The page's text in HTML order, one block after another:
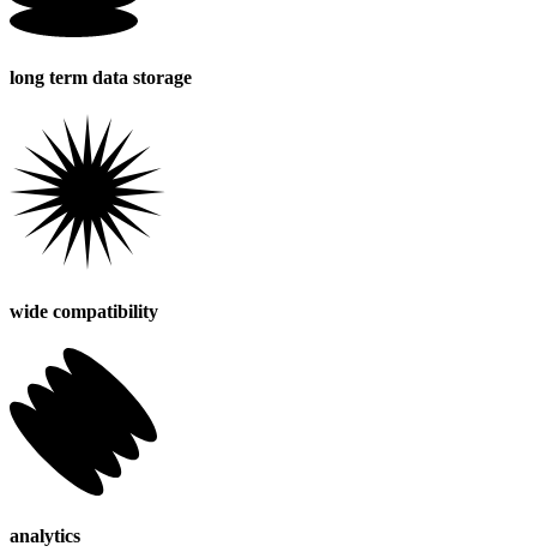
long term data storage
wide compatibility
analytics